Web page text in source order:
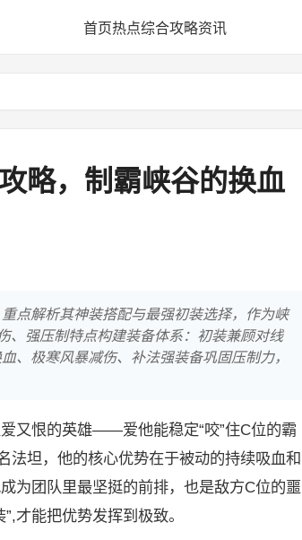
首页热点综合攻略资讯
略，制霸峡谷的换血
点解析其神装搭配与最强初装选择，作为峡
、强压制特点构建装备体系：初装兼顾对线
、极寒风暴减伤、补法强装备巩固压制力，
又恨的英雄——爱他能稳定“咬”住C位的霸
法坦，他的核心优势在于被动的持续吸血和
为团队里最坚挺的前排，也是敌方C位的噩
才能把优势发挥到极致。